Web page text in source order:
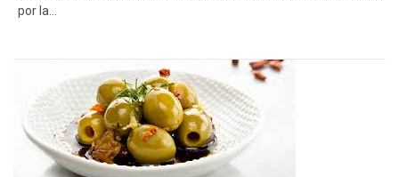
por la…